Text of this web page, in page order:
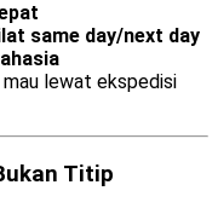
same day/next day
mau lewat ekspedisi
Titip